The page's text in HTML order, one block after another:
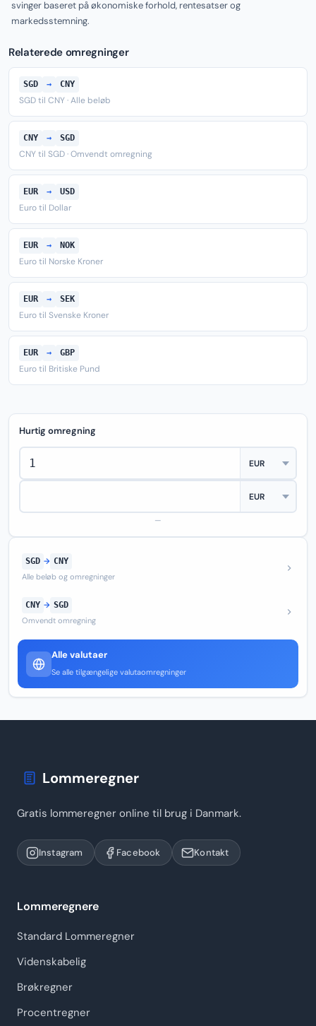
svinger baseret på økonomiske forhold, rentesatser og
markedsstemning.
Relaterede omregninger
SGD → CNY
SGD til CNY · Alle beløb
CNY → SGD
CNY til SGD · Omvendt omregning
EUR → USD
Euro til Dollar
EUR → NOK
Euro til Norske Kroner
EUR → SEK
Euro til Svenske Kroner
EUR → GBP
Euro til Britiske Pund
Hurtig omregning
—
SGD → CNY
Alle beløb og omregninger
CNY → SGD
Omvendt omregning
Alle valutaer
Se alle tilgængelige valutaomregninger
Lommeregner
Gratis lommeregner online til brug i Danmark.
Instagram Facebook Kontakt
Lommeregnere
Standard Lommeregner
Videnskabelig
Brøkregner
Procentregner